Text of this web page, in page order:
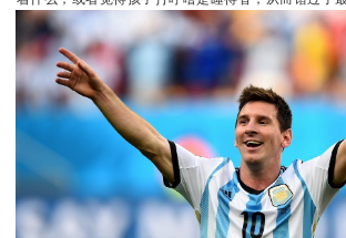
先，我们得学会识别这个“捣蛋鬼”发出的信号。它不
了”，而是通过一系列的身体表现来“刷存在感”。其中